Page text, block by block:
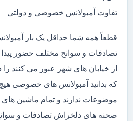
تفاوت آمبولانس خصوصی و دولتی
قطعاً همه شما حداقل یک بار
تصادفات و سوانح مختلف حضور پیدا
از خیابان های شهر عبور می کنند
که بدانید آمبولانس های خصوصی هیچ
موضوعات ندارند و تمام ماشین های
صحنه های دلخراش تصادفات و